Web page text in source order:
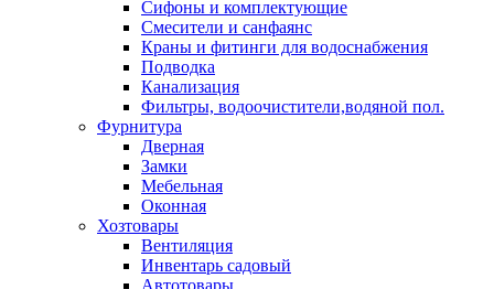
Сифоны и комплектующие
Смесители и санфаянс
Краны и фитинги для водоснабжения
Подводка
Канализация
Фильтры, водоочистители,водяной пол.
Фурнитура
Дверная
Замки
Мебельная
Оконная
Хозтовары
Вентиляция
Инвентарь садовый
Автотовары